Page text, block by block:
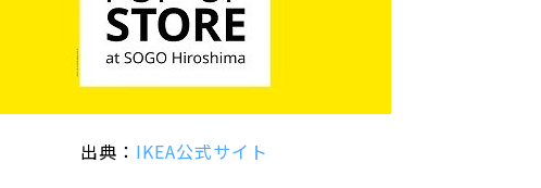
出典： IKEA公式サイト